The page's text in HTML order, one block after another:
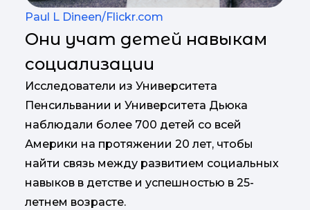
Paul L Dineen/Flickr.com
Они учат детей навыкам
социализации
Исследователи из Университета
Пенсильвании и Университета Дьюка
наблюдали более 700 детей со всей
Америки на протяжении 20 лет, чтобы
найти связь между развитием социальных
навыков в детстве и успешностью в 25-
летнем возрасте.